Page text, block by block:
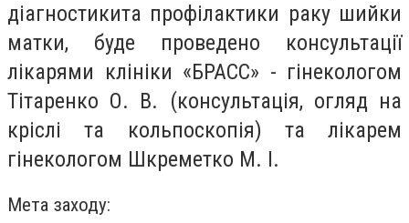
діагностикита профілактики раку шийки
матки, буде проведено консультації
лікарями клініки «БРАСС» - гінекологом
Тітаренко О. В. (консультація, огляд на
кріслі та кольпоскопія) та лікарем
гінекологом Шкреметко М. І.
Мета заходу: